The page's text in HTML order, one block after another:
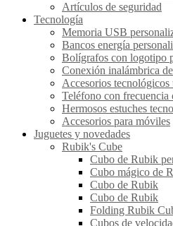
Artículos de seguridad
Tecnología
Memoria USB
Bancos energía
Bolígrafos con logotipo
Conexión inalámbrica
Accesorios tecnológicos
Teléfono con frecuencia
Hermosos estuches
Accesorios para móviles
Juguetes y novedades
Rubik's Cube
Cubo de Rubik
Cubo mágico de
Cubo de Rubik
Cubo de Rubik
Folding Rubik
Cubos de